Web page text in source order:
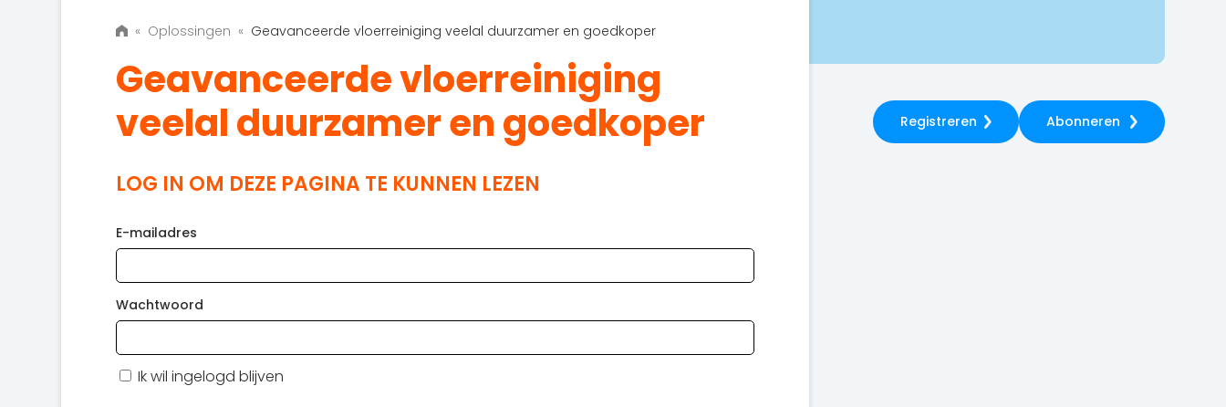
« Oplossingen « Geavanceerde vloerreiniging veelal duurzamer en goedkoper
Geavanceerde vloerreiniging
veelal duurzamer en goedkoper
LOG IN OM DEZE PAGINA TE KUNNEN LEZEN
E-mailadres
Wachtwoord
Ik wil ingelogd blijven
Registreren Abonneren